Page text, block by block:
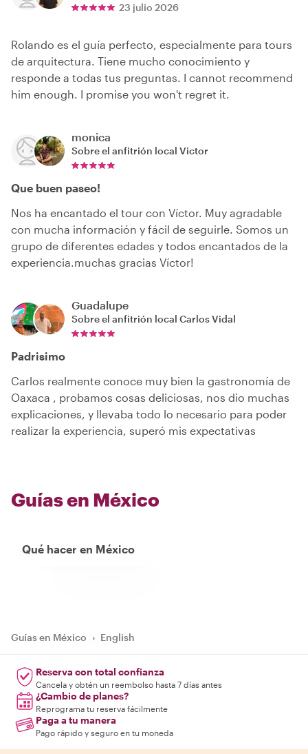
23 julio 2026
Rolando es el guía perfecto, especialmente para tours
de arquitectura. Tiene mucho conocimiento y
responde a todas tus preguntas. I cannot recommend
him enough. I promise you won't regret it.
monica
Sobre el anfitrión local Victor
Que buen paseo!
Nos ha encantado el tour con Víctor. Muy agradable
con mucha información y fácil de seguirle. Somos un
grupo de diferentes edades y todos encantados de la
experiencia.muchas gracias Víctor!
Guadalupe
Sobre el anfitrión local Carlos Vidal
Padrisimo
Carlos realmente conoce muy bien la gastronomía de
Oaxaca , probamos cosas deliciosas, nos dio muchas
explicaciones, y llevaba todo lo necesario para poder
realizar la experiencia, superó mis expectativas
Guías en México
Qué hacer en México
Guías en México › English
Reserva con total confianza
Cancela y obtén un reembolso hasta 7 días antes
¿Cambio de planes?
Reprograma tu reserva fácilmente
Paga a tu manera
Pago rápido y seguro en tu moneda